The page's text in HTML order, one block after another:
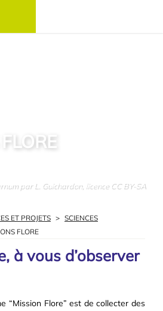
par L. Guichardon, licence CC BY-SA
ET PROJETS > SCIENCES
FLORE
à vous d’observer
“Mission Flore” est de collecter des